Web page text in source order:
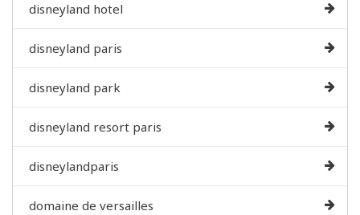
disneyland hotel
disneyland paris
disneyland park
disneyland resort paris
disneylandparis
domaine de versailles